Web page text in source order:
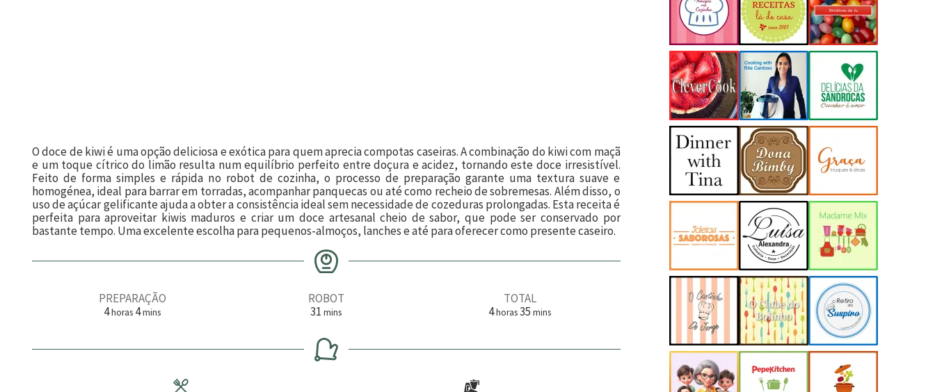
O doce de kiwi é uma opção deliciosa e exótica para quem aprecia compotas caseiras. A combinação do kiwi com maçã
e um toque cítrico do limão resulta num equilíbrio perfeito entre doçura e acidez, tornando este doce irresistível.
Feito de forma simples e rápida no robot de cozinha, o processo de preparação garante uma textura suave e
homogénea, ideal para barrar em torradas, acompanhar panquecas ou até como recheio de sobremesas. Além disso, o
uso de açúcar gelificante ajuda a obter a consistência ideal sem necessidade de cozeduras prolongadas. Esta receita é
perfeita para aproveitar kiwis maduros e criar um doce artesanal cheio de sabor, que pode ser conservado por
bastante tempo. Uma excelente escolha para pequenos-almoços, lanches e até para oferecer como presente caseiro.
PREPARAÇÃO
4h
a
horas 4m
u
mins
ROBOT
31m
n
t
mins
TOTAL
4h
a
horas35m
u
mins